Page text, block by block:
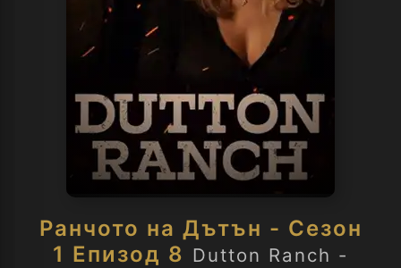
Ранчото на Дътън - Сезон
1 Епизод 8 Dutton Ranch -